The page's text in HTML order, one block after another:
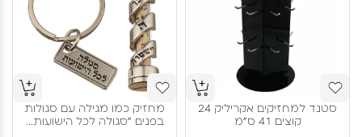
סטנד למחזיקים אקריליק 24
קוצים 41 ס"מ
מחזיק כמו מגילה עם סגולות
בפנים "סגולה לכל הישועות...